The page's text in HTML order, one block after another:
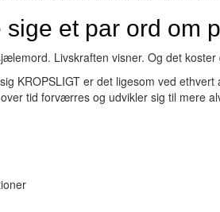
et par ord om
Livskraften visner. Og det
KROPSLIGT er det ligesom ved
tid forværres og udvikler sig til mere